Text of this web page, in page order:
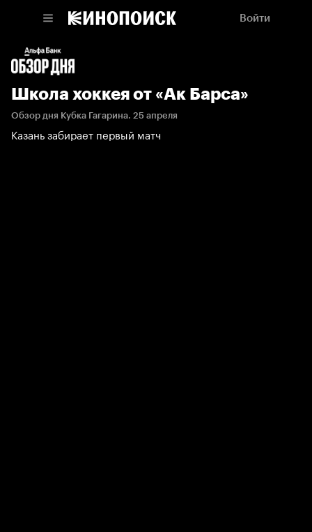
Войти
Школа хоккея от «Ак Барса»
Обзор дня Кубка Гагарина. 25 апреля
Казань забирает первый матч